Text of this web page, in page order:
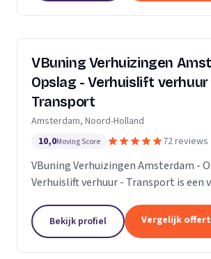
VBuning Verhuizingen
Opslag - Verhuislift verhuur
Transport
Amsterdam, Noord-Holland
10,0Moving Score 72 reviews
VBuning Verhuizingen Amsterdam -
Verhuislift verhuur - Transport is een
Bekijk profiel Vergelijk